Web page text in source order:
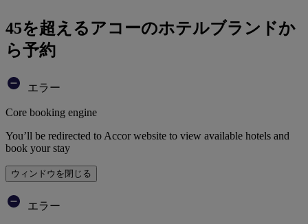
45を超えるアコーのホテルブランドか
ら予約
エラー
Core booking engine
You’ll be redirected to Accor website to view available hotels and
book your stay
ウィンドウを閉じる
エラー